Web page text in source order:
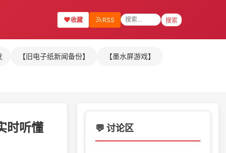
收藏 RSS 搜索
【旧电子纸新闻备份】 【墨水屏游戏】
时听懂 💬 讨论区